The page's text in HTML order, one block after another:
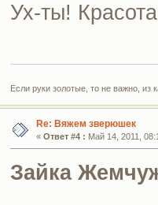
Ух-ты!
Если руки золотые, то не важно, из
Re: Вяжем зверюшек
« Ответ #4 : Май 14, 2011,
Зайка